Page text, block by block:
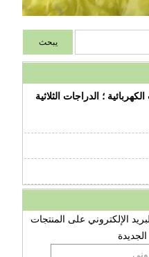
؛ الدراجات الثلاثية
الإلكتروني على المنتجات
الجديدة